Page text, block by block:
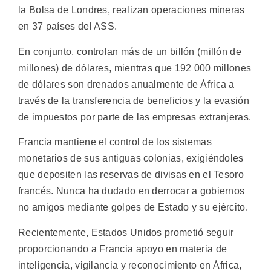
la Bolsa de Londres, realizan operaciones mineras
en 37 países del ASS.
En conjunto, controlan más de un billón (millón de
millones) de dólares, mientras que 192 000 millones
de dólares son drenados anualmente de África a
través de la transferencia de beneficios y la evasión
de impuestos por parte de las empresas extranjeras.
Francia mantiene el control de los sistemas
monetarios de sus antiguas colonias, exigiéndoles
que depositen las reservas de divisas en el Tesoro
francés. Nunca ha dudado en derrocar a gobiernos
no amigos mediante golpes de Estado y su ejército.
Recientemente, Estados Unidos prometió seguir
proporcionando a Francia apoyo en materia de
inteligencia, vigilancia y reconocimiento en África,